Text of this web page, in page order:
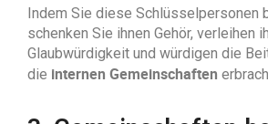
Indem Sie diese Schlüsselpersonen
schenken Sie ihnen Gehör, verleihen
Glaubwürdigkeit und würdigen die
die internen Gemeinschaften